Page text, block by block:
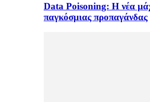
Data Poisoning: Η νέα
παγκόσμιας προπαγάνδας